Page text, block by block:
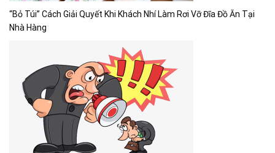
“Bỏ Túi” Cách Giải Quyết Khi Khách Nhí Làm Rơi Vỡ Đĩa Đồ Ăn Tại
Nhà Hàng